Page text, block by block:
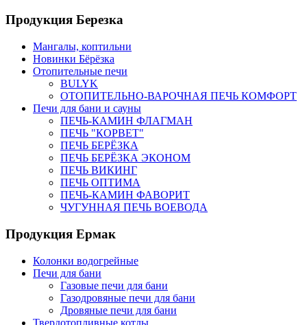
Продукция Березка
Мангалы, коптильни
Новинки Бёрёзка
Отопительные печи
BULYK
ОТОПИТЕЛЬНО-ВАРОЧНАЯ ПЕЧЬ КОМФОРТ
Печи для бани и сауны
ПЕЧЬ-КАМИН ФЛАГМАН
ПЕЧЬ "КОРВЕТ"
ПЕЧЬ БЕРЁЗКА
ПЕЧЬ БЕРЁЗКА ЭКОНОМ
ПЕЧЬ ВИКИНГ
ПЕЧЬ ОПТИМА
ПЕЧЬ-КАМИН ФАВОРИТ
ЧУГУННАЯ ПЕЧЬ ВОЕВОДА
Продукция Ермак
Колонки водогрейные
Печи для бани
Газовые печи для бани
Газодровяные печи для бани
Дровяные печи для бани
Твердотопливные котлы